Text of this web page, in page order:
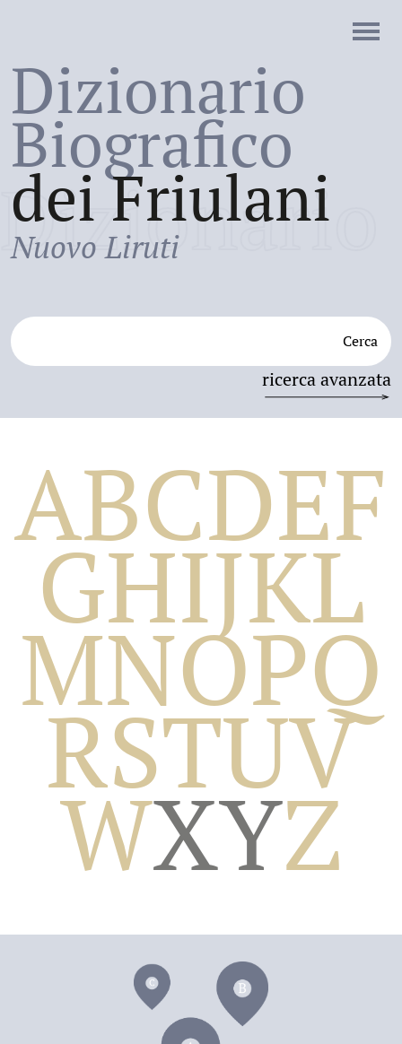
Dizionario
Biografico
dei Friulani
Nuovo Liruti
Cerca
ricerca avanzata
Dizionario
Biografico
ABCDEF
GHIJKL
MNOPQ
RSTUV
WXYZ